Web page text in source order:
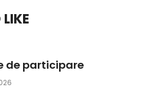
de participare